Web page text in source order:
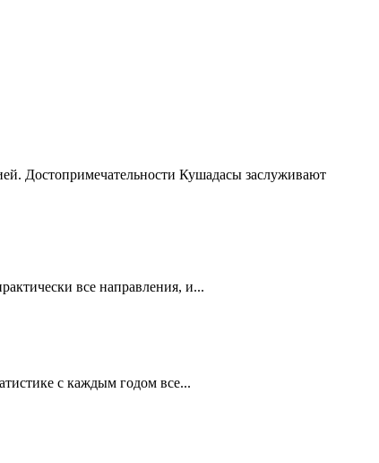
Достопримечательности Кушадасы заслуживают
все направления, и...
с каждым годом все...